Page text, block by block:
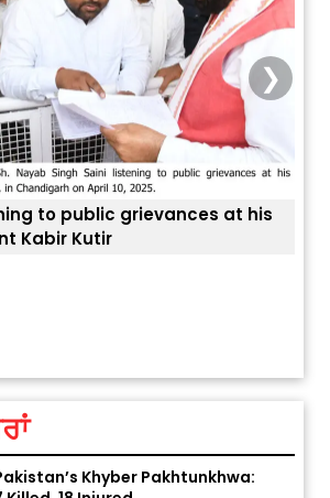
at his
❯
5, 2026 6:23 AM
During Peace Rally in
Khyber Pakhtunkhwa:
Killed, 18 Injured